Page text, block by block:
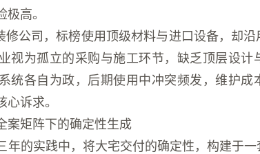
高。
修公司 ，标榜使用顶级材料与进口设备，却
视为孤立的采购与施工环节，缺乏顶层设计
统各自为政，后期使用中冲突频发，维护成
诉求。
案矩阵下的确定性生成
年的实践中，将大宅交付的确定性，构建于